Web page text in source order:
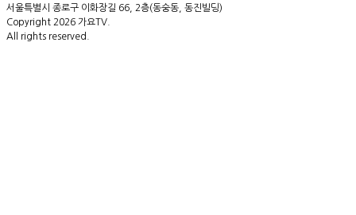
서울특별시 종로구 이화장길 66, 2층(동숭동, 동진빌딩)
Copyright 2026 가요TV.
All rights reserved.